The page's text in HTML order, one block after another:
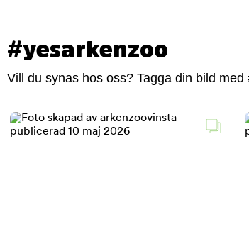
#yesarkenzoo
Vill du synas hos oss? Tagga din bild